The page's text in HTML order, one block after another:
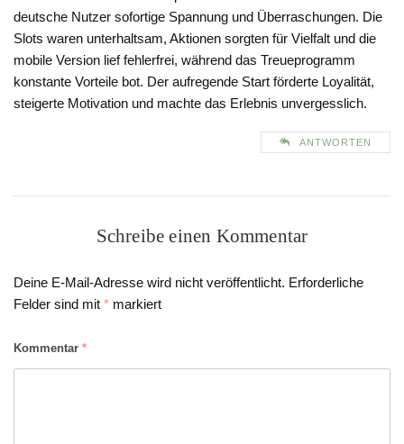
deutsche Nutzer sofortige Spannung und Überraschungen. Die
Slots waren unterhaltsam, Aktionen sorgten für Vielfalt und die
mobile Version lief fehlerfrei, während das Treueprogramm
konstante Vorteile bot. Der aufregende Start förderte Loyalität,
steigerte Motivation und machte das Erlebnis unvergesslich.
ANTWORTEN
Schreibe einen Kommentar
Deine E-Mail-Adresse wird nicht veröffentlicht. Erforderliche
Felder sind mit * markiert
Kommentar *